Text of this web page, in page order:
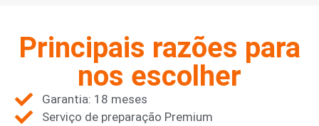
Principais razões para
nos escolher
Garantia: 18 meses
Serviço de preparação Premium